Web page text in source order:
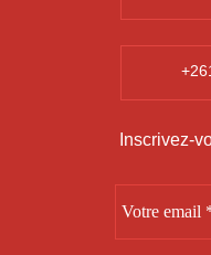
Inscrivez-